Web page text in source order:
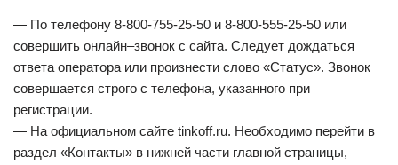
— По телефону 8-800-755-25-50 и 8-800-555-25-50 или
совершить онлайн–звонок с сайта. Следует дождаться
ответа оператора или произнести слово «Статус». Звонок
совершается строго с телефона, указанного при
регистрации.
— На официальном сайте tinkoff.ru. Необходимо перейти в
раздел «Контакты» в нижней части главной страницы,